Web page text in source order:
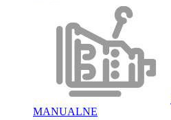
MANUALNE